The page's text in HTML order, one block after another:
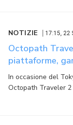
NOTIZIE 17:15, 22
Octopath
piattaforme,
In occasione del
Octopath Traveler 2